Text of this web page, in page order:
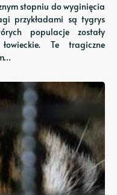
stopniu do wyginięcia
przykładami są tygrys
populacje zostały
Te tragiczne